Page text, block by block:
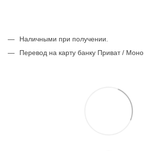
Наличными при получении.
Перевод на карту банку Приват / Моно.